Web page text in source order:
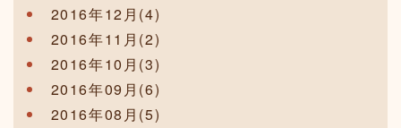
2016年12月(4)
2016年11月(2)
2016年10月(3)
2016年09月(6)
2016年08月(5)